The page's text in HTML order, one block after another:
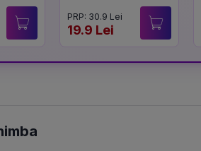
PRP: 30.9 Lei
19.9 Lei